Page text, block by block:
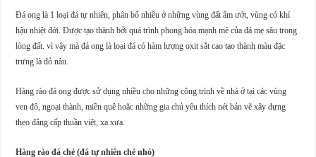
Đá ong là 1 loại đá tự nhiên, phân bố nhiều ở những vùng đất ẩm ướt, vùng có khí
hậu nhiệt đới. Được tạo thành bởi quá trình phong hóa mạnh mẽ của đá mẹ sâu trong
lòng đất. vì vậy mà đá ong là loại đá có hàm lượng oxit sắt cao tạo thành màu đặc
trưng là đỏ nâu.
Hàng rào đá ong được sử dụng nhiều cho những công trình về nhà ở tại các vùng
ven đô, ngoại thành, miền quê hoặc những gia chủ yêu thích nét bản vẽ xây dựng
theo đẳng cấp thuần việt, xa xưa.
Hàng rào đá chẻ (đá tự nhiên chẻ nhỏ)